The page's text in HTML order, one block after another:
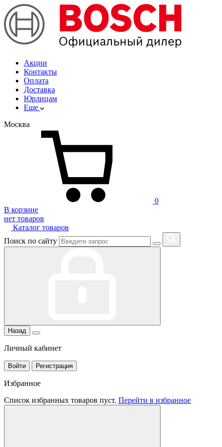
Акции
Контакты
Оплата
Доставка
Юрлицам
Еще
Москва
0
В корзине
нет товаров
Каталог товаров
Поиск по сайту
Назад
Личный кабинет
Войти Регистрация
Избранное
Список избранных товаров пуст. Перейти в избранное